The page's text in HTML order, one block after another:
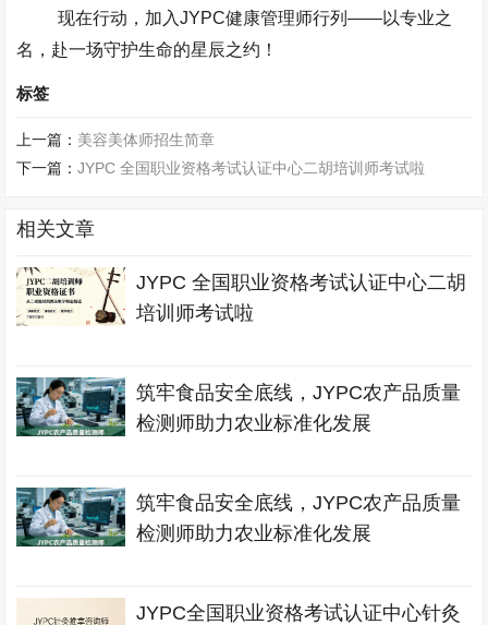
现在行动，加入JYPC健康管理师行列 ——以专业之
名，赴一场守护生命的星辰之约！
标签
上一篇： 美容美体师招生简章
下一篇：JYPC 全国职业资格考试认证中心二胡培训师考试啦
相关文章
JYPC 全国职业资格考试认证中心二胡
培训师考试啦
筑牢食品安全底线，JYPC农产品质量
检测师助力农业标准化发展
筑牢食品安全底线，JYPC农产品质量
检测师助力农业标准化发展
JYPC全国职业资格考试认证中心针灸